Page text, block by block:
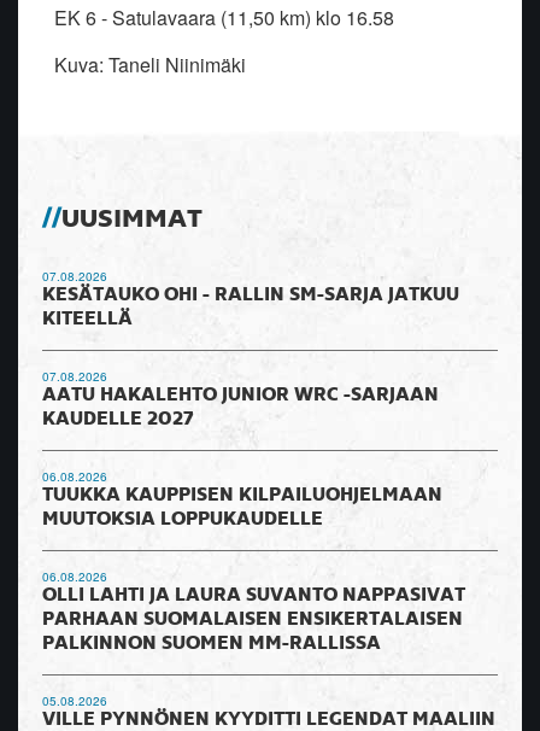
EK 6 - Satulavaara (11,50 km) klo 16.58
Kuva: Taneli Niinimäki
UUSIMMAT
07.08.2026
KESÄTAUKO OHI - RALLIN SM-SARJA JATKUU
KITEELLÄ
07.08.2026
AATU HAKALEHTO JUNIOR WRC -SARJAAN
KAUDELLE 2027
06.08.2026
TUUKKA KAUPPISEN KILPAILUOHJELMAAN
MUUTOKSIA LOPPUKAUDELLE
06.08.2026
OLLI LAHTI JA LAURA SUVANTO NAPPASIVAT
PARHAAN SUOMALAISEN ENSIKERTALAISEN
PALKINNON SUOMEN MM-RALLISSA
05.08.2026
VILLE PYNNÖNEN KYYDITTI LEGENDAT MAALIIN